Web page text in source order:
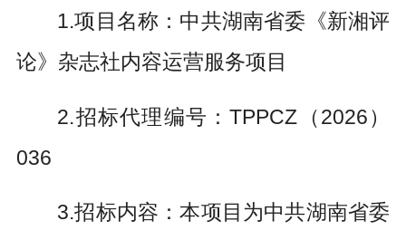
1.项目名称：中共湖南省委《新湘评
论》杂志社内容运营服务项目
2.招标代理编号：TPPCZ（2026）
036
3.招标内容：本项目为中共湖南省委